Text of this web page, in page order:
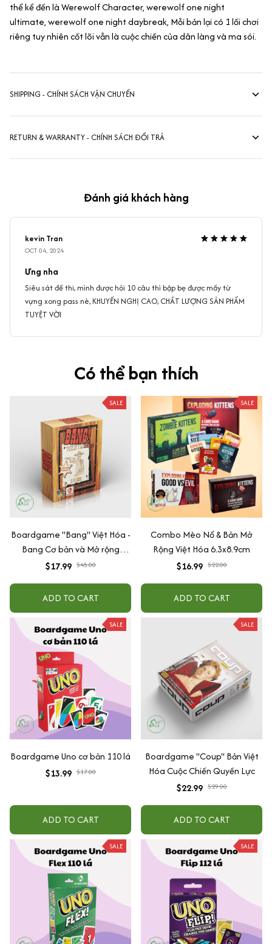
thể kể đến là Werewolf Character, werewolf one night
ultimate, werewolf one night daybreak, Mỗi bản lại có 1 lối chơi
riêng tuy nhiên cốt lõi vẫn là cuộc chiến của dân làng và ma sói.
SHIPPING - CHÍNH SÁCH VẬN CHUYỂN
RETURN & WARRANTY - CHÍNH SÁCH ĐỔI TRẢ
Đánh giá khách hàng
kevin Tran
OCT 04, 2024
Ưng nha
Siêu sát đề thi, mình được hỏi 10 câu thì bập bẹ được mấy từ
vựng xong pass nè, KHUYẾN NGHỊ CAO, CHẤT LƯỢNG SẢN PHẨM
TUYỆT VỜI
Có thể bạn thích
SALE
Boardgame "Bang" Việt Hóa -
Bang Cơ bản và Mở rộng
Bang! Dodge City gắn kết gia
$17.99 $45.00
ADD TO CART
SALE
Combo Mèo Nổ & Bản Mở
Rộng Việt Hóa 6.3x8.9cm
$16.99 $22.00
ADD TO CART
SALE
Boardgame Uno cơ bản 110 lá
$13.99 $17.00
ADD TO CART
SALE
Boardgame "Coup" Bản Việt
Hóa Cuộc Chiến Quyền Lực
$22.99 $29.00
ADD TO CART
SALE SALE